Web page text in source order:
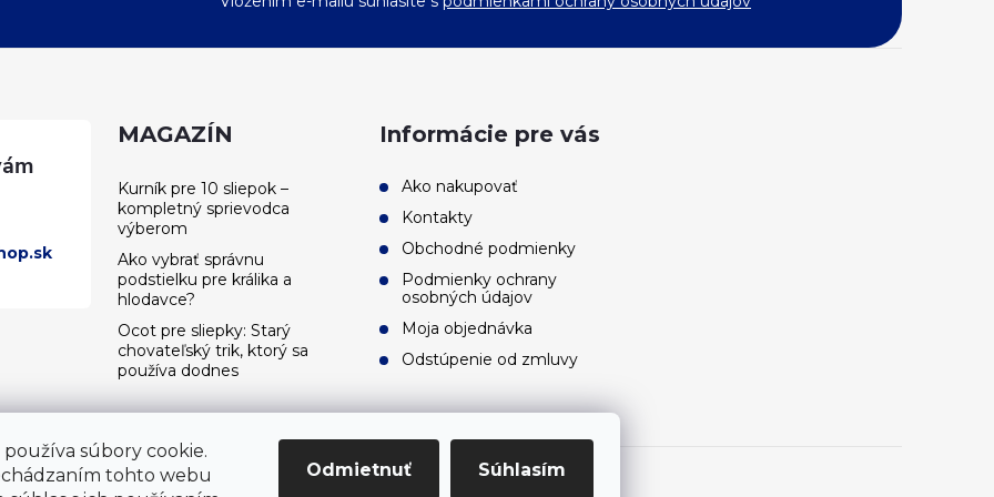
súbory cookie.
tohto webu
Odmietnuť Súhlasím
MAGAZÍN
Kurník pre 10 sliepok –
kompletný sprievodca
výberom
Ako vybrať správnu
podstielku pre králika a
hlodavce?
Ocot pre sliepky: Starý
chovateľský trik, ktorý sa
používa dodnes
Informácie pre vás
Ako nakupovať
Kontakty
Obchodné podmienky
Podmienky ochrany
osobných údajov
Moja objednávka
Odstúpenie od zmluvy